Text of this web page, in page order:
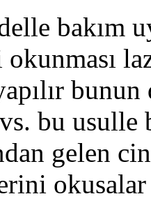
bakım
bu
gelen
okusalar